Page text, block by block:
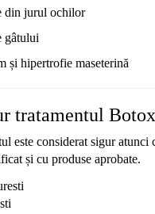
din jurul ochilor
gâtului
și hipertrofie maseterină
tratamentul
este considerat siguratunci
și cu produse aprobate.